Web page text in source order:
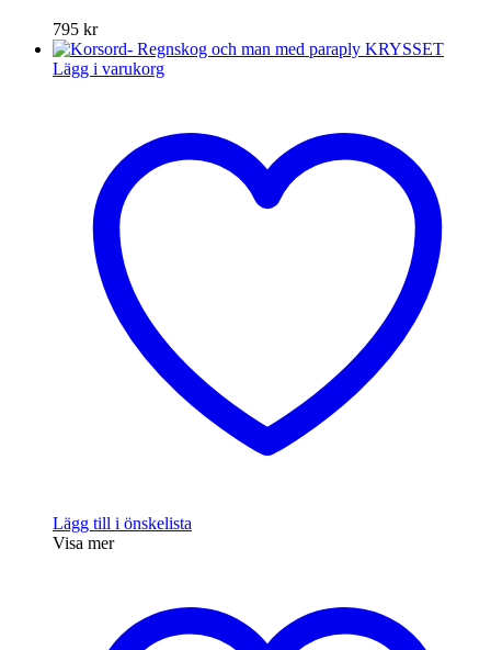
795 kr
Lägg i varukorg
Lägg till i önskelista
Visa mer